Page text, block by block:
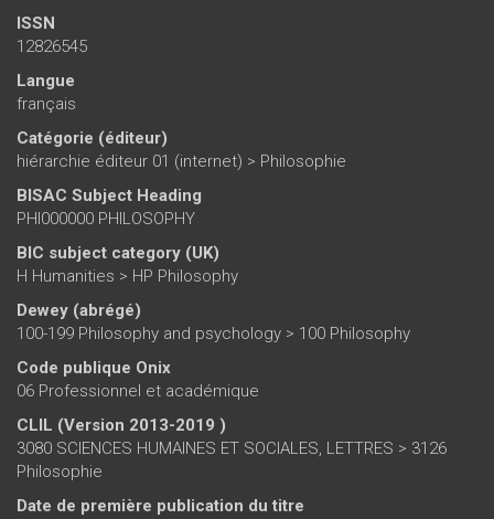
ISSN
12826545
Langue
français
Catégorie (éditeur)
hiérarchie éditeur 01 (internet) > Philosophie
BISAC Subject Heading
PHI000000 PHILOSOPHY
BIC subject category (UK)
H Humanities > HP Philosophy
Dewey (abrégé)
100-199 Philosophy and psychology > 100 Philosophy
Code publique Onix
06 Professionnel et académique
CLIL (Version 2013-2019 )
3080 SCIENCES HUMAINES ET SOCIALES, LETTRES > 3126
Philosophie
Date de première publication du titre